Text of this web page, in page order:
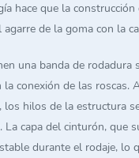
hace que la
de la goma con la
una banda de rodadura
conexión de las roscas.
los hilos de la estructura
capa del cinturón, que
durante el rodaje, lo